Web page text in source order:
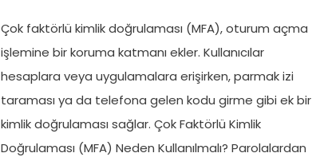
Çok faktörlü kimlik doğrulaması (MFA), oturum açma
işlemine bir koruma katmanı ekler. Kullanıcılar
hesaplara veya uygulamalara erişirken, parmak izi
taraması ya da telefona gelen kodu girme gibi ek bir
kimlik doğrulaması sağlar. Çok Faktörlü Kimlik
Doğrulaması (MFA) Neden Kullanılmalı? Parolalardan